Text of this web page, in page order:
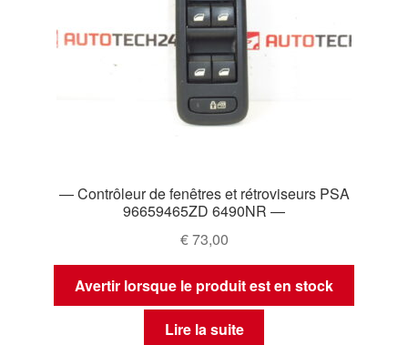
— Contrôleur de fenêtres et rétroviseurs PSA
96659465ZD 6490NR —
€73,00
Avertir lorsque le produit est en stock
Lire la suite